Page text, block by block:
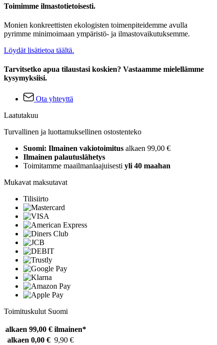
Toimimme ilmastotietoisesti.
Monien konkreettisten ekologisten toimenpiteidemme avulla
pyrimme minimoimaan ympäristö- ja ilmastovaikutuksemme.
Löydät lisätietoa täältä.
Tarvitsetko apua tilaustasi koskien? Vastaamme mielellämme
kysymyksiisi.
Ota yhteyttä
Laatutakuu
Turvallinen ja luottamuksellinen ostostenteko
Suomi: Ilmainen vakiotoimitus alkaen 99,00 €
Ilmainen palautuslähetys
Toimitamme maailmanlaajuisesti yli 40 maahan
Mukavat maksutavat
Tilisiirto
Toimituskulut Suomi
alkaen 99,00 € ilmainen*
alkaen 0,00 € 9,90 €